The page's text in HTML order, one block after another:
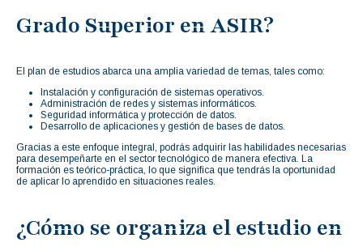
Grado Superior en ASIR?
El plan de estudios abarca una amplia variedad de temas, tales como:
Instalación y configuración de sistemas operativos.
Administración de redes y sistemas informáticos.
Seguridad informática y protección de datos.
Desarrollo de aplicaciones y gestión de bases de datos.
Gracias a este enfoque integral, podrás adquirir las habilidades necesarias
para desempeñarte en el sector tecnológico de manera efectiva. La
formación es teórico-práctica, lo que significa que tendrás la oportunidad
de aplicar lo aprendido en situaciones reales.
¿Cómo se organiza el estudio en